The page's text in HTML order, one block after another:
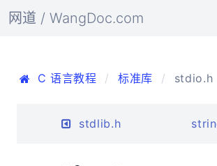
网道 / WangDoc.com
C 语言教程 标准库 stdio.h
stdlib.h